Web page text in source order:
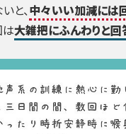
と、中々いい加減には
は大雑把にふんわりと回